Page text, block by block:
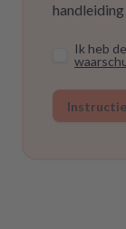
Ik heb de